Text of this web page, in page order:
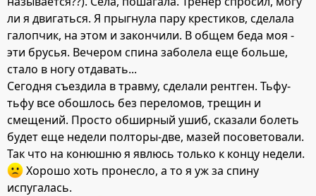
ли я двигаться. Я прыгнула пару крестиков, сделала
галопчик, на этом и закончили. В общем беда моя -
эти брусья. Вечером спина заболела еще больше,
стало в ногу отдавать...
Сегодня съездила в травму, сделали рентген. Тьфу-
тьфу все обошлось без переломов, трещин и
смещений. Просто обширный ушиб, сказали болеть
будет еще недели полторы-две, мазей посоветовали.
Так что на конюшню я явлюсь только к концу недели.
Хорошо хоть пронесло, а то я уж за спину
испугалась.